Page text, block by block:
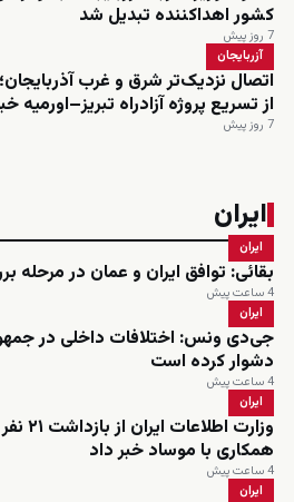
کشور اهداکننده تبدیل شد
7 روز پیش
آزربایجان
اتصال نزدیک‌تر شرق و غرب
از تسریع پروژه آزادراه تبریز–اورمیه
7 روز پیش
ایران
ایران
بقائی: توافق ایران و عمان در مرحله
4 ساعت پیش
ایران
جی‌دی ونس: اختلافات داخلی در
دشوار کرده است
4 ساعت پیش
ایران
وزارت
همکاری با موساد خبر داد
4 ساعت پیش
ایران